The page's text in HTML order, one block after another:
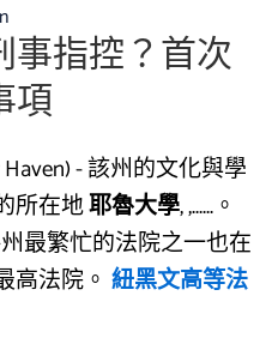
事指控？首次
項
- 該州的文化與學
所在地耶魯大學, ,......。
最繁忙的法院之一也在
高法院。 紐黑文高等法